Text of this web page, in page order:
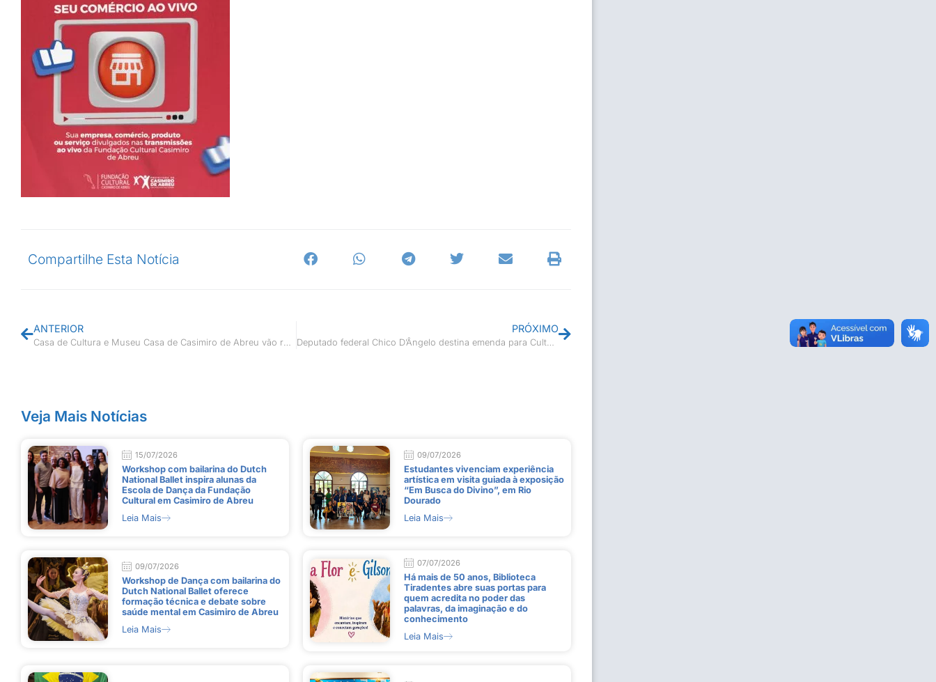
Compartilhe Esta Notícia
ANTERIOR PRÓXIMO
Deputado federal Chico D’Ângelo destina emenda para Cultura de Casimiro de Abreu
Veja Mais Notícias
15/07/2026
Workshop com bailarina do Dutch
National Ballet inspira alunas da
Escola de Dança da Fundação
Cultural em Casimiro de Abreu
Leia Mais
09/07/2026
Estudantes vivenciam experiência
artística em visita guiada à exposição
“Em Busca do Divino”, em Rio
Dourado
Leia Mais
09/07/2026
Workshop de Dança com bailarina do
Dutch National Ballet oferece
formação técnica e debate sobre
saúde mental em Casimiro de Abreu
Leia Mais
07/07/2026
Há mais de 50 anos, Biblioteca
Tiradentes abre suas portas para
quem acredita no poder das
palavras, da imaginação e do
conhecimento
Leia Mais